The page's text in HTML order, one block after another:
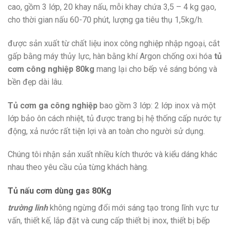
cao, gồm 3 lớp, 20 khay nấu, mỗi khay chứa 3,5 – 4 kg gạo,
cho thời gian nấu 60-70 phút, lượng ga tiêu thụ 1,5kg/h.
được sản xuất từ chất liệu inox công nghiệp nhập ngoại, cắt
gấp bằng máy thủy lực, hàn bằng khí Argon chống oxi hóa tủ
cơm công nghiệp 80kg mang lại cho bếp vẻ sáng bóng và
bền đẹp dài lâu.
Tủ cơm ga công nghiệp bao gồm 3 lớp: 2 lớp inox và một
lớp bảo ôn cách nhiệt, tủ được trang bị hệ thống cấp nước tự
động, xả nước rất tiện lợi và an toàn cho người sử dụng.
Chúng tôi nhận sản xuất nhiều kích thước và kiểu dáng khác
nhau theo yêu cầu của từng khách hàng.
Tủ nấu cơm dùng gas 80Kg
trường linhkhông ngừng đổi mới sáng tạo trong lĩnh vực tư
vấn, thiết kế, lắp đặt và cung cấp thiết bị inox, thiết bị bếp